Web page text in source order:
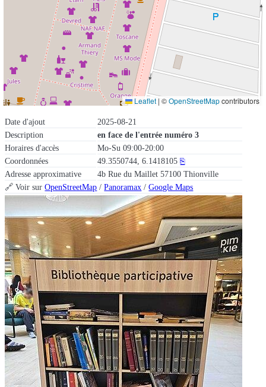
Date d'ajout
2025-08-21
Description
en face de l'entrée numéro 3
Horaires d'accès
Mo-Su 09:00-20:00
Coordonnées
49.3550744, 6.1418105 ⎘
Adresse approximative
4b Rue du Maillet 57100 Thionville
🔗 Voir surOpenStreetMap /Panoramax /Google Maps
Leaflet | ©OpenStreetMapcontributors